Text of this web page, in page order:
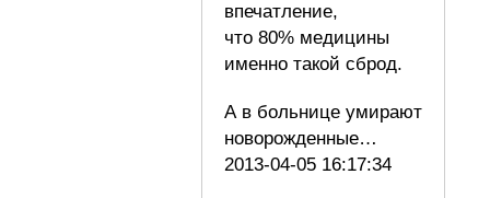
впечатление,
что 80% медицины
именно такой сброд.
А в больнице умирают
новорожденные…
2013-04-05 16:17:34